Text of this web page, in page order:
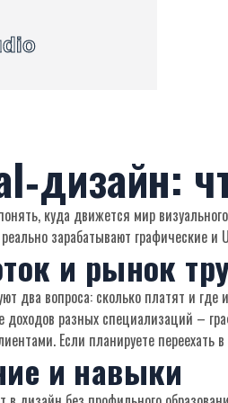
куда движется мир
реально зарабатывают графические
и рынок
два вопроса: сколько платят и
доходов разных специализаций –
Если планируете
и навыки